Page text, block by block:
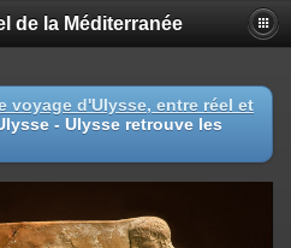
de la Méditerranée
voyage d'Ulysse, entre réel et
- Ulysse retrouve les